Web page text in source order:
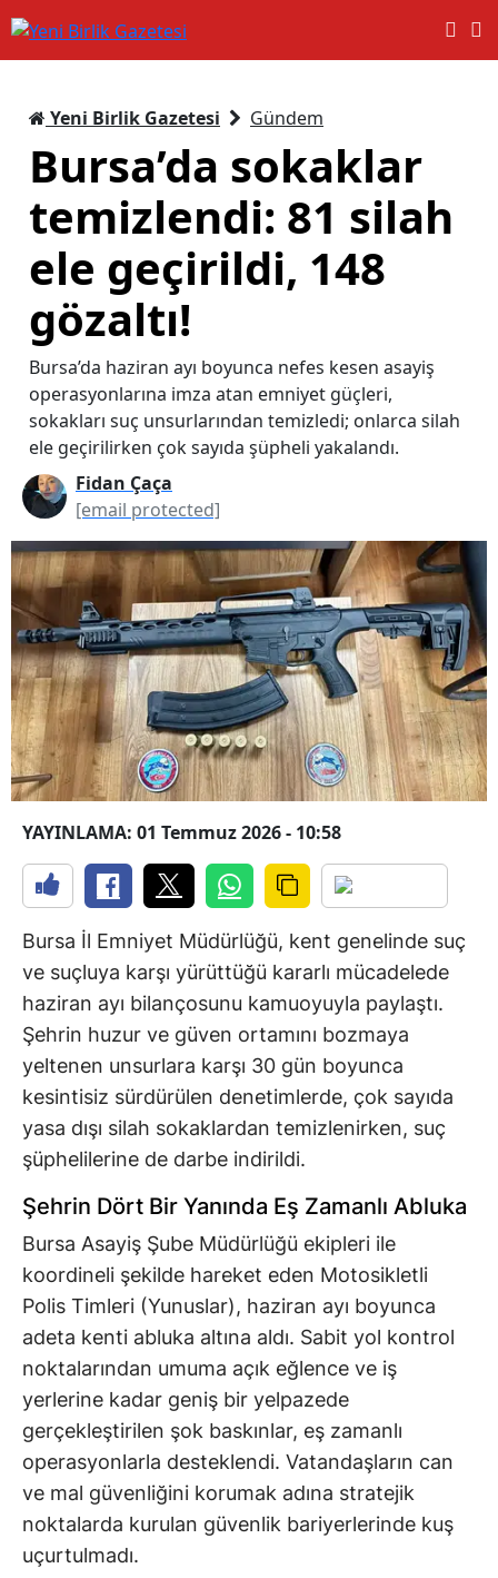
Yeni Birlik Gazetesi Gündem
Bursa’da sokaklar
temizlendi: 81 silah
ele geçirildi, 148
gözaltı!
Bursa’da haziran ayı boyunca nefes kesen asayiş
operasyonlarına imza atan emniyet güçleri,
sokakları suç unsurlarından temizledi; onlarca silah
ele geçirilirken çok sayıda şüpheli yakalandı.
Fidan Çaça
[email protected]
YAYINLAMA: 01 Temmuz 2026 - 10:58
Bursa İl Emniyet Müdürlüğü, kent genelinde suç
ve suçluya karşı yürüttüğü kararlı mücadelede
haziran ayı bilançosunu kamuoyuyla paylaştı.
Şehrin huzur ve güven ortamını bozmaya
yeltenen unsurlara karşı 30 gün boyunca
kesintisiz sürdürülen denetimlerde, çok sayıda
yasa dışı silah sokaklardan temizlenirken, suç
şüphelilerine de darbe indirildi.
Şehrin Dört Bir Yanında Eş Zamanlı Abluka
Bursa Asayiş Şube Müdürlüğü ekipleri ile
koordineli şekilde hareket eden Motosikletli
Polis Timleri (Yunuslar), haziran ayı boyunca
adeta kenti abluka altına aldı. Sabit yol kontrol
noktalarından umuma açık eğlence ve iş
yerlerine kadar geniş bir yelpazede
gerçekleştirilen şok baskınlar, eş zamanlı
operasyonlarla desteklendi. Vatandaşların can
ve mal güvenliğini korumak adına stratejik
noktalarda kurulan güvenlik bariyerlerinde kuş
uçurtulmadı.